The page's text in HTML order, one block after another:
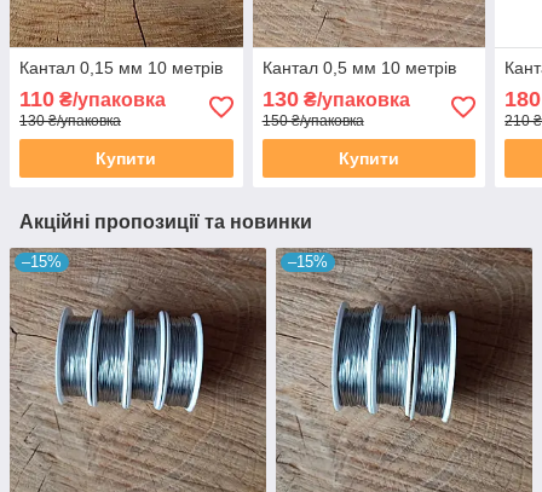
Кантал 0,15 мм 10 метрів
110 ₴/упаковка
130 ₴/упаковка
Купити
Кантал 0,5 мм 10 метрів
130₴/упаковка
150 ₴/упаковка
Купити
180
210
Акційні пропозиції та новинки
–15% –15%